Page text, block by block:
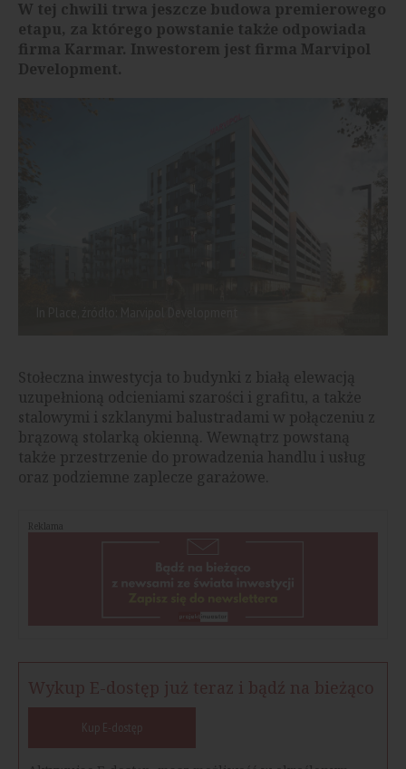
W tej chwili trwa jeszcze budowa premierowego
etapu, za którego powstanie także odpowiada
firma Karmar. Inwestorem jest firma Marvipol
Development.
Stołeczna inwestycja to budynki z białą elewacją
uzupełnioną odcieniami szarości i grafitu, a także
stalowymi i szklanymi balustradami w połączeniu z
brązową stolarką okienną. Wewnątrz powstaną
także przestrzenie do prowadzenia handlu i usług
oraz podziemne zaplecze garażowe.
Reklama
Wykup E-dostęp już teraz i bądź na bieżąco
Kup E-dostęp